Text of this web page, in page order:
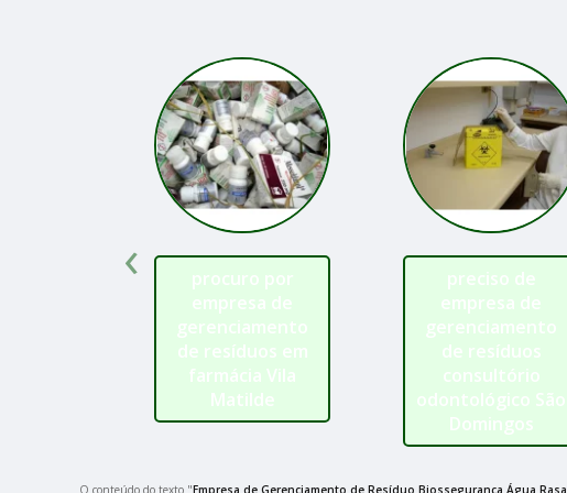
procuro por
empresa de
gerenciamento
de resíduos em
farmácia Vila
Matilde
preciso de
empresa de
gerenciamento
de resíduos
consultório
odontológico São
Domingos
‹
O conteúdo do texto "Empresa de Gerenciamento de Resíduo Biossegurança Água Rasa